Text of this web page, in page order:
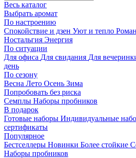
Весь каталог
Выбрать аромат
По настроению
Спокойствие и дзен Уют и тепло
Ностальгия Энергия
По ситуации
Для офиса Для свидания Для
день
По сезону
Весна Лето Осень Зима
Попробовать без риска
Семплы Наборы пробников
В подарок
Готовые наборы Индивидуальные
сертификаты
Популярное
Бестселлеры Новинки Более стойкие
Наборы пробников